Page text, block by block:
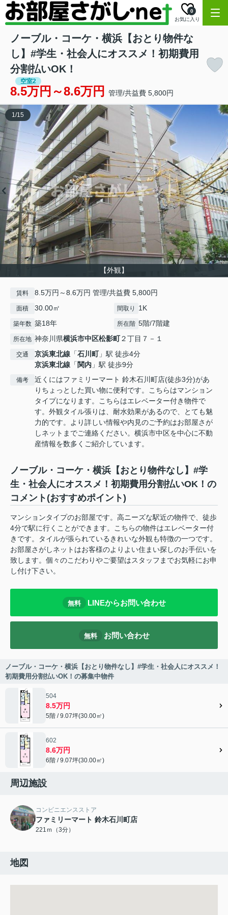
お気に入り
0
ノーブル・コーケ・横浜【おとり物件な
し】#学生・社会人にオススメ！初期費用
分割払いOK！
空室2
8.5万円～8.6万円 管理/共益費 5,800円
【外観】
1/15
賃料 8.5万円～8.6万円 管理/共益費 5,800円
面積 30.00㎡ 間取り 1K
築年数 築18年 所在階 5階/7階建
所在地 神奈川県横浜市中区松影町２丁目７－１
交通 京浜東北線 「石川町」駅 徒歩4分
京浜東北線 「 関内 」駅 徒歩9分
備考
近くにはファミリーマート 鈴木石川町店(徒歩3分)があ
りちょっとした買い物に便利です。こちらはマンション
タイプになります。こちらはエレベーター付き物件で
す。外観タイル張りは、耐水効果があるので、とても魅
力的です。より詳しい情報や内見のご予約はお部屋さが
しネットまでご連絡ください。横浜市中区を中心に不動
産情報を数多くご紹介しています。
ノーブル・コーケ・横浜【おとり物件なし】#学
生・社会人にオススメ！初期費用分割払いOK！の
コメント(おすすめポイント)
マンションタイプのお部屋です。高ニーズな駅近の物件で、徒歩
4分で駅に行くことができます。こちらの物件はエレベーター付
きです。タイルが張られているきれいな外観も特徴の一つです。
お部屋さがしネットはお客様のよりよい住まい探しのお手伝いを
致します。個々のこだわりやご要望はスタッフまでお気軽にお申
し付け下さい。
無料 LINEからお問い合わせ
無料 お問い合わせ
ノーブル・コーケ・横浜【おとり物件なし】#学生・社会人にオススメ！
初期費用分割払いOK！の募集中物件
504
8.5万円
5階 / 9.07坪(30.00㎡)
602
8.6万円
6階 / 9.07坪(30.00㎡)
周辺施設
コンビニエンスストア
ファミリーマート 鈴木石川町店
221ｍ（3分）
地図